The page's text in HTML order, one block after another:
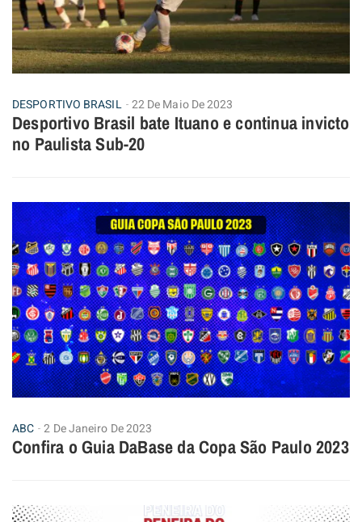
DESPORTIVO BRASIL 22 De Maio De 2023
Desportivo Brasil bate Ituano e continua invicto
no Paulista Sub-20
ABC 2 De Janeiro De 2023
Confira o Guia DaBase da Copa São Paulo 2023